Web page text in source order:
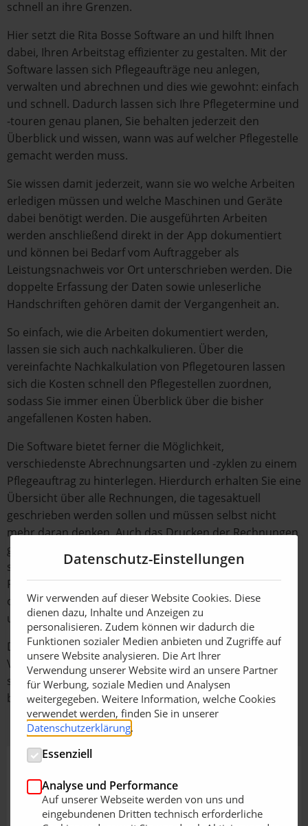
schnell an ihre Grenzen.
Hier setzt die Rita Bosse Software an und hilft Ihnen
dabei, Ihren Arbeitstag effizienter zu gestalten. Mit der
Software lassen sich Pflegeaufträge neu anlegen,
verwalten und abrechnen und dies wie gewohnt: einfach
und schnell. Dadurch lassen sich Ihre Pflegetermine und
-touren genau planen, Sie behalten jederzeit den
Überblick und wissen, wann was auf welcher Pflegestelle
gemacht werden muss.
Sie wissen damit jederzeit, wann sie wo welche Arbeiten
erledigen müssen und welche Maschinen und Geräte
dabei benötigt werden. Die ausgeführten Arbeiten
werden anschließend direkt in der App dokumentiert
und können bei Bedarf vom Auftraggeber als
Leistungsnachweis vor Ort unterschrieben werden. Die
doppelte Erfassung der Daten sowie unleserliche
Handschriften gehören damit der Vergangenheit an.
So einfach, wie die Arbeiten dokumentiert werden,
lassen sie sich auch nachkalkulieren. Über die
vereinfachte Nachkalkulation von Pflegetouren lassen
sich die Kosten schnell den Pflegestellen zuordnen,
sodass Sie immer einen Überblick über die bisher
angefallenen Kosten haben.
Die Software bietet ferner die Möglichkeit,
verschiedenste Abrechnungsarten und -zyklen zu einem
Pflegeauftrag zu hinterlegen. Hierdurch erhalten Sie eine
Übersicht über alle Rechnungen, die tagesaktuell
geschrieben werden sollen und müssen selbst nicht
mehr daran denken. Auch das Drucken der Rechnungen
geht in der Rita Bosse Software schnell und einfach von
statten: Lassen Sie sich alle zu schreibenden
Rechnungen anzeigen – und per Knopfdruck werden 50
oder auch 500 Rechnungen an den Drucker geschickt
und abgerechnet.
Der innerbetriebliche zeitliche Aufwand für die
Verwaltung und Abrechnung der Pflegestellen wird so
stark reduziert. Sie werden deutlich effizienter und
behalten dabei immer den Überblick.
Datenschutz-Einstellungen
Wir verwenden auf dieser Website Cookies. Diese
dienen dazu, Inhalte und Anzeigen zu
personalisieren. Zudem können wir dadurch die
Funktionen sozialer Medien anbieten und Zugriffe auf
unsere Website analysieren. Die Art Ihrer
Verwendung unserer Website wird an unsere Partner
für Werbung, soziale Medien und Analysen
weitergegeben. Weitere Information, welche Cookies
verwendet werden, finden Sie in unserer
Datenschutzerklärung.
Essenziell
Analyse und Performance
Auf unserer Webseite werden von uns und
eingebundenen Dritten technisch erforderliche